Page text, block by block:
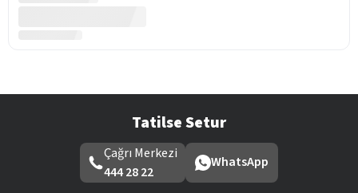
Tatilse Setur
Çağrı Merkezi
444 28 22
WhatsApp